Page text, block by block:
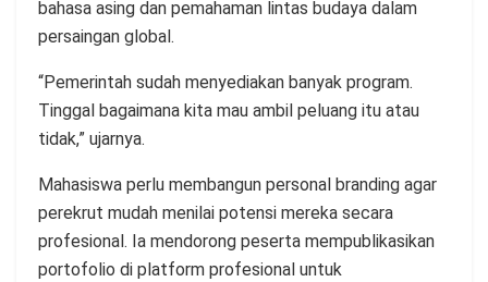
bahasa asing dan pemahaman lintas budaya dalam
persaingan global.
“Pemerintah sudah menyediakan banyak program.
Tinggal bagaimana kita mau ambil peluang itu atau
tidak,” ujarnya.
Mahasiswa perlu membangun personal branding agar
perekrut mudah menilai potensi mereka secara
profesional. Ia mendorong peserta mempublikasikan
portofolio di platform profesional untuk